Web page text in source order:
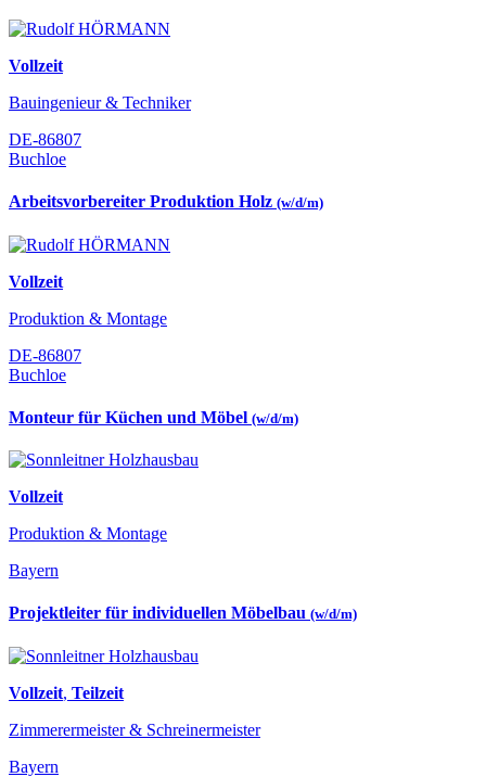
Vollzeit
Bauingenieur & Techniker
DE-86807
Buchloe
Arbeitsvorbereiter Produktion Holz (w/d/m)
Vollzeit
Produktion & Montage
DE-86807
Buchloe
Monteur für Küchen und Möbel (w/d/m)
Vollzeit
Produktion & Montage
Bayern
Projektleiter für individuellen Möbelbau (w/d/m)
Vollzeit, Teilzeit
Zimmerermeister & Schreinermeister
Bayern